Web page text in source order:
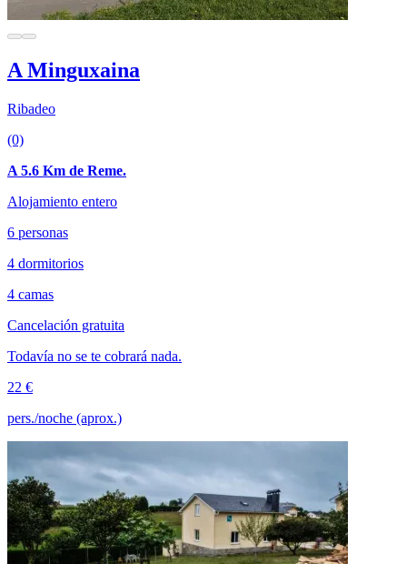
A Minguxaina
Ribadeo
(0)
A 5.6 Km de Reme.
Alojamiento entero
6 personas
4 dormitorios
4 camas
Cancelación gratuita
Todavía no se te cobrará nada.
22 €
pers./noche (aprox.)